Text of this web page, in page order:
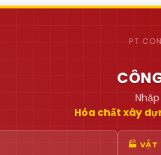
PT
Hóa chất xây
🏭 VẬT